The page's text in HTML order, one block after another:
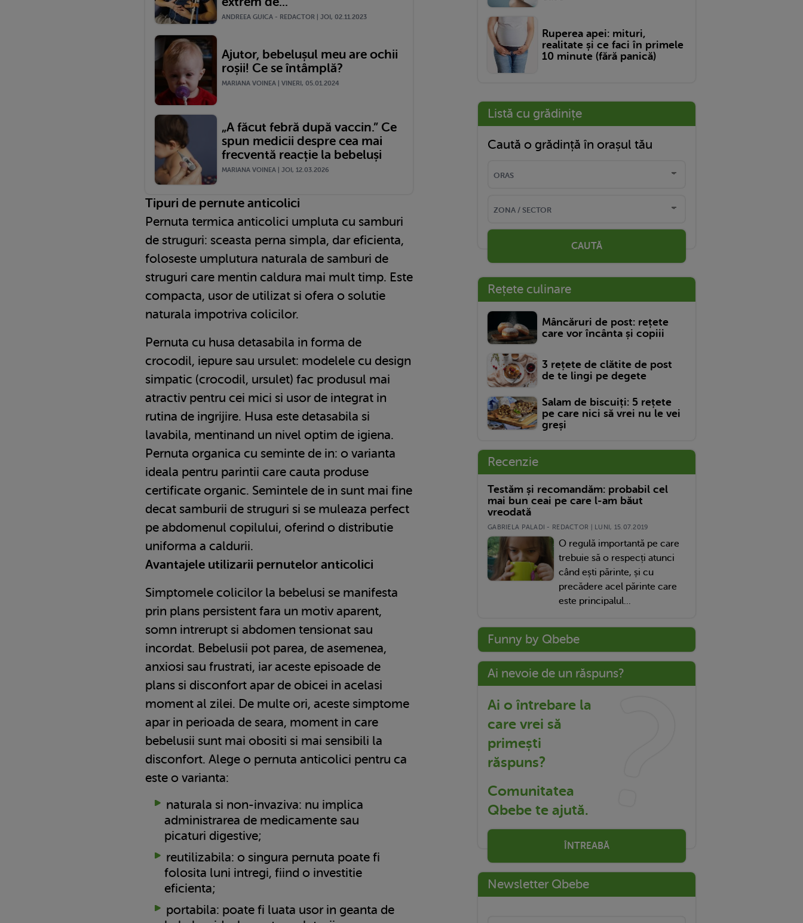
ANDREEA GUICA - REDACTOR | JOI, 02.11.2023
Ajutor, bebelușul meu are ochii
roșii! Ce se întâmplă?
MARIANA VOINEA | VINERI, 05.01.2024
„A făcut febră după vaccin.” Ce
spun medicii despre cea mai
frecventă reacție la bebeluși
MARIANA VOINEA | JOI, 12.03.2026
Tipuri de pernute anticolici
Pernuta termica anticolici umpluta cu samburi
de struguri: sceasta perna simpla, dar eficienta,
foloseste umplutura naturala de samburi de
struguri care mentin caldura mai mult timp. Este
compacta, usor de utilizat si ofera o solutie
naturala impotriva colicilor.
Pernuta cu husa detasabila in forma de
crocodil, iepure sau ursulet: modelele cu design
simpatic (crocodil, ursulet) fac produsul mai
atractiv pentru cei mici si usor de integrat in
rutina de ingrijire. Husa este detasabila si
lavabila, mentinand un nivel optim de igiena.
Pernuta organica cu seminte de in: o varianta
ideala pentru parintii care cauta produse
certificate organic. Semintele de in sunt mai fine
decat samburii de struguri si se muleaza perfect
pe abdomenul copilului, oferind o distributie
uniforma a caldurii.
Avantajele utilizarii pernutelor anticolici
Simptomele colicilor la bebelusi se manifesta
prin plans persistent fara un motiv aparent,
somn intrerupt si abdomen tensionat sau
incordat. Bebelusii pot parea, de asemenea,
anxiosi sau frustrati, iar aceste episoade de
plans si disconfort apar de obicei in acelasi
moment al zilei. De multe ori, aceste simptome
apar in perioada de seara, moment in care
bebelusii sunt mai obositi si mai sensibili la
disconfort. Alege o pernuta anticolici pentru ca
este o varianta:
naturala si non-invaziva: nu implica
administrarea de medicamente sau
picaturi digestive;
reutilizabila: o singura pernuta poate fi
folosita luni intregi, fiind o investitie
eficienta;
portabila: poate fi luata usor in geanta de
Ruperea apei: mituri,
realitate și ce faci în primele
10 minute (fără panică)
Listă cu grădinițe
Caută o grădință în orașul tău
CAUTĂ
Rețete culinare
Mâncăruri de post: rețete
care vor încânta și copiii
3 rețete de clătite de post
de te lingi pe degete
Salam de biscuiți: 5 rețete
pe care nici să vrei nu le vei
greși
Recenzie
Testăm și recomandăm: probabil cel
mai bun ceai pe care l-am băut
vreodată
GABRIELA PALADI - REDACTOR | LUNI, 15.07.2019
O regulă importantă pe care
trebuie să o respecți atunci
când ești părinte, și cu
precădere acel părinte care
este principalul...
Funny by Qbebe
Ai nevoie de un răspuns?
Ai o întrebare la
care vrei să
primești
răspuns?
Comunitatea
Qbebe te ajută.
ÎNTREABĂ
Newsletter Qbebe